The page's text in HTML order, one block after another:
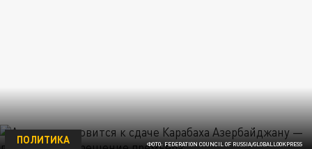
ФОТО: FEDERATION COUNCIL OF RUSSIA/GLOBALLOOKPRESS
ПОЛИТИКА